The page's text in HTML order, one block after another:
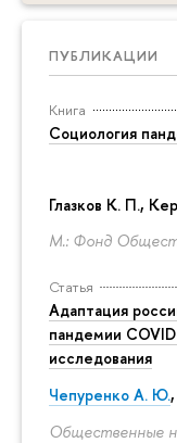
ПУБЛИКАЦИИ
Книга
Социология
Глазков К. П.,
М.: Фонд
Статья
Адаптация
пандемии
исследования
Чепуренко А. Ю.,
Общественные